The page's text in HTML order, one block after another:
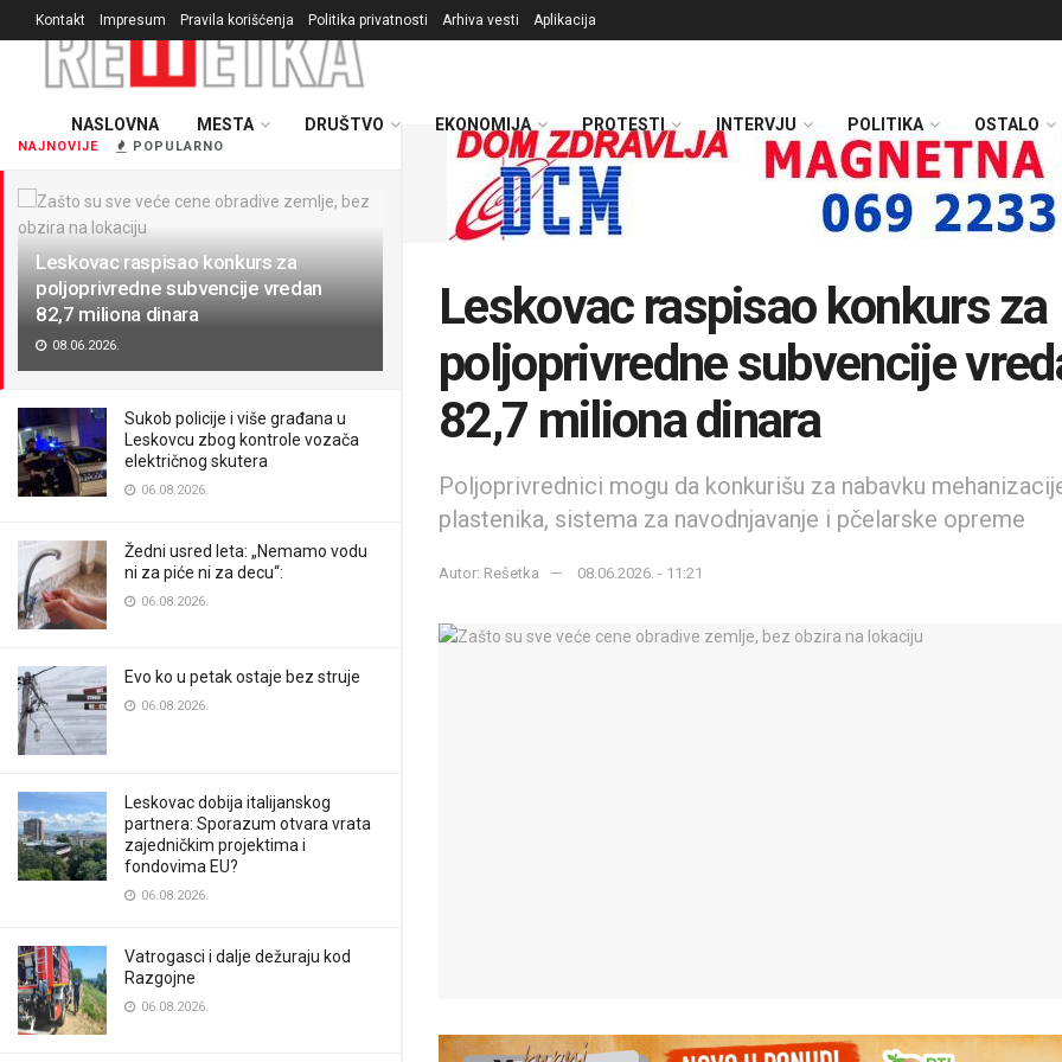
NAJNOVIJE POPULARNO
Leskovac raspisao konkurs za
poljoprivredne subvencije vredan
82,7 miliona dinara
08.06.2026.
Sukob policije i više građana u
Leskovcu zbog kontrole vozača
električnog skutera
06.08.2026.
Žedni usred leta: „Nemamo vodu
ni za piće ni za decu“:
06.08.2026.
Evo ko u petak ostaje bez struje
06.08.2026.
Leskovac dobija italijanskog
partnera: Sporazum otvara vrata
zajedničkim projektima i
fondovima EU?
06.08.2026.
Vatrogasci i dalje dežuraju kod
Razgojne
06.08.2026.
Kontakt Impresum Pravila korišćenja Politika privatnosti Arhiva vesti Aplikacija
NASLOVNA MESTA DRUŠTVO EKONOMIJA PROTESTI INTERVJU POLITIKA OSTALO
Leskovac raspisao konkurs za
poljoprivredne subvencije
82,7 miliona dinara
Poljoprivrednici mogu da konkurišu za nabavku
plastenika, sistema za navodnjavanje i pčelarske opreme
Autor: Rešetka 08.06.2026. - 11:21